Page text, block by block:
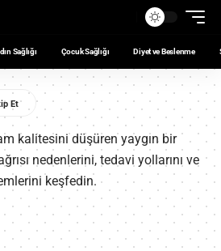
Sağlığı Çocuk Sağlığı Diyet ve Beslenme
kalitesini düşüren yaygın bir
nedenlerini, tedavi yollarını ve
keşfedin.